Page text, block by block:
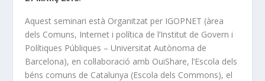
Aquest seminari està Organitzat per IGOPNET (àrea
dels Comuns, Internet i política de l’Institut de Govern i
Polítiques Públiques – Universitat Autònoma de
Barcelona), en col·laboració amb OuiShare, l’Escola dels
béns comuns de Catalunya (Escola dels Commons), el